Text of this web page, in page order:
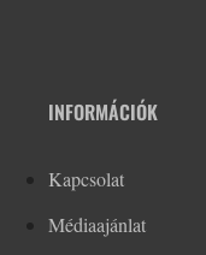
INFORMÁCIÓK
Kapcsolat
Médiaajánlat